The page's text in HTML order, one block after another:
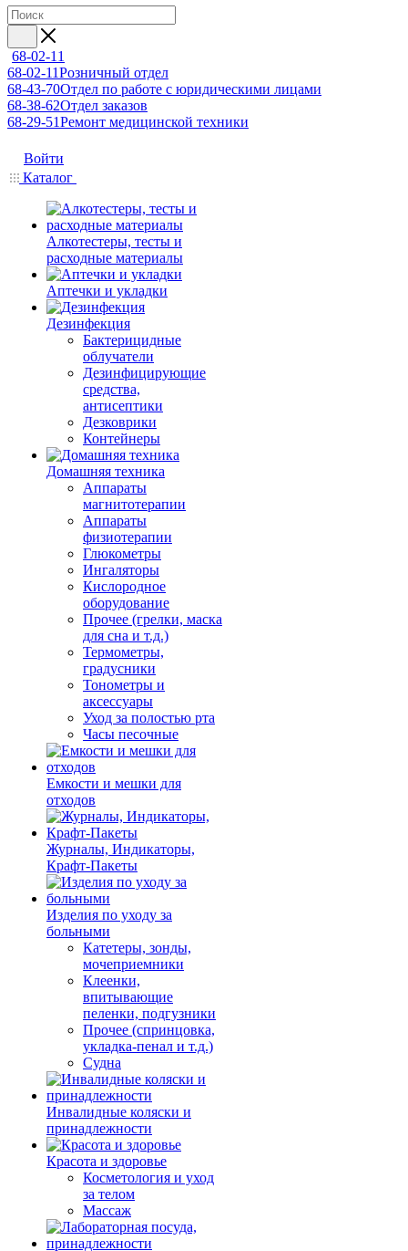
68-02-11
68-02-11Розничный отдел
68-43-70Отдел по работе с юридическими лицами
68-38-62Отдел заказов
68-29-51Ремонт медицинской техники
Войти
Каталог
Алкотестеры, тесты и
расходные материалы
Аптечки и укладки
Дезинфекция
Бактерицидные
облучатели
Дезинфицирующие
средства,
антисептики
Дезковрики
Контейнеры
Домашняя техника
Аппараты
магнитотерапии
Аппараты
физиотерапии
Глюкометры
Ингаляторы
Кислородное
оборудование
Прочее (грелки, маска
для сна и т.д.)
Термометры,
градусники
Тонометры и
аксессуары
Уход за полостью рта
Часы песочные
Емкости и мешки для
отходов
Журналы, Индикаторы,
Крафт-Пакеты
Изделия по уходу за
больными
Катетеры, зонды,
мочеприемники
Клеенки,
впитывающие
пеленки, подгузники
Прочее (спринцовка,
укладка-пенал и т.д.)
Судна
Инвалидные коляски и
принадлежности
Красота и здоровье
Косметология и уход
за телом
Массаж